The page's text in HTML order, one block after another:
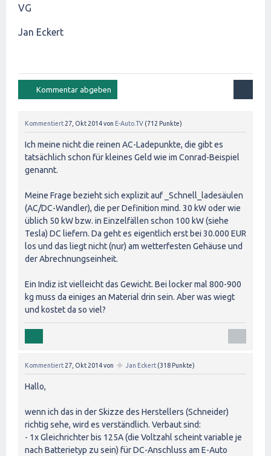
VG
Jan Eckert
Kommentiert 27, Okt 2014von E-Auto.TV (712 Punkte)
Ich meine nicht die reinen AC-Ladepunkte, die gibt es
tatsächlich schon für kleines Geld wie im Conrad-Beispiel
genannt.
Meine Frage bezieht sich explizit auf _Schnell_ladesäulen
(AC/DC-Wandler), die per Definition mind. 30 kW oder wie
üblich 50 kW bzw. in Einzelfällen schon 100 kW (siehe
Tesla) DC liefern. Da geht es eigentlich erst bei 30.000 EUR
los und das liegt nicht (nur) am wetterfesten Gehäuse und
der Abrechnungseinheit.
Ein Indiz ist vielleicht das Gewicht. Bei locker mal 800-900
kg muss da einiges an Material drin sein. Aber was wiegt
und kostet da so viel?
Kommentiert 27, Okt 2014von ✦ Jan Eckert (318 Punkte)
Hallo,
wenn ich das in der Skizze des Herstellers (Schneider)
richtig sehe, wird es verständlich. Verbaut sind:
- 1x Gleichrichter bis 125A (die Voltzahl scheint variable je
nach Batterietyp zu sein) für DC-Anschluss am E-Auto